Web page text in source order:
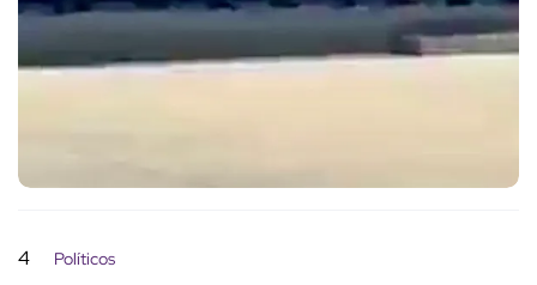
4 Políticos